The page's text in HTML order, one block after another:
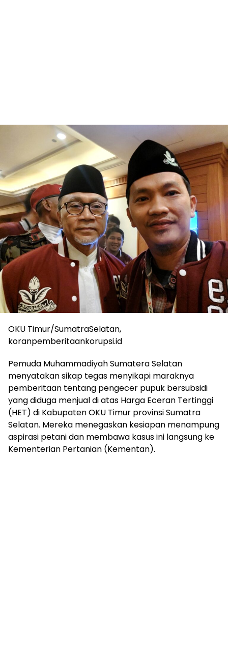
OKU Timur/SumatraSelatan,
koranpemberitaankorupsi.id
Pemuda Muhammadiyah Sumatera Selatan
menyatakan sikap tegas menyikapi maraknya
pemberitaan tentang pengecer pupuk bersubsidi
yang diduga menjual di atas Harga Eceran Tertinggi
(HET) di Kabupaten OKU Timur provinsi Sumatra
Selatan. Mereka menegaskan kesiapan menampung
aspirasi petani dan membawa kasus ini langsung ke
Kementerian Pertanian (Kementan).